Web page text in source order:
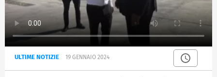
ULTIME NOTIZIE 19 GENNAIO 2024